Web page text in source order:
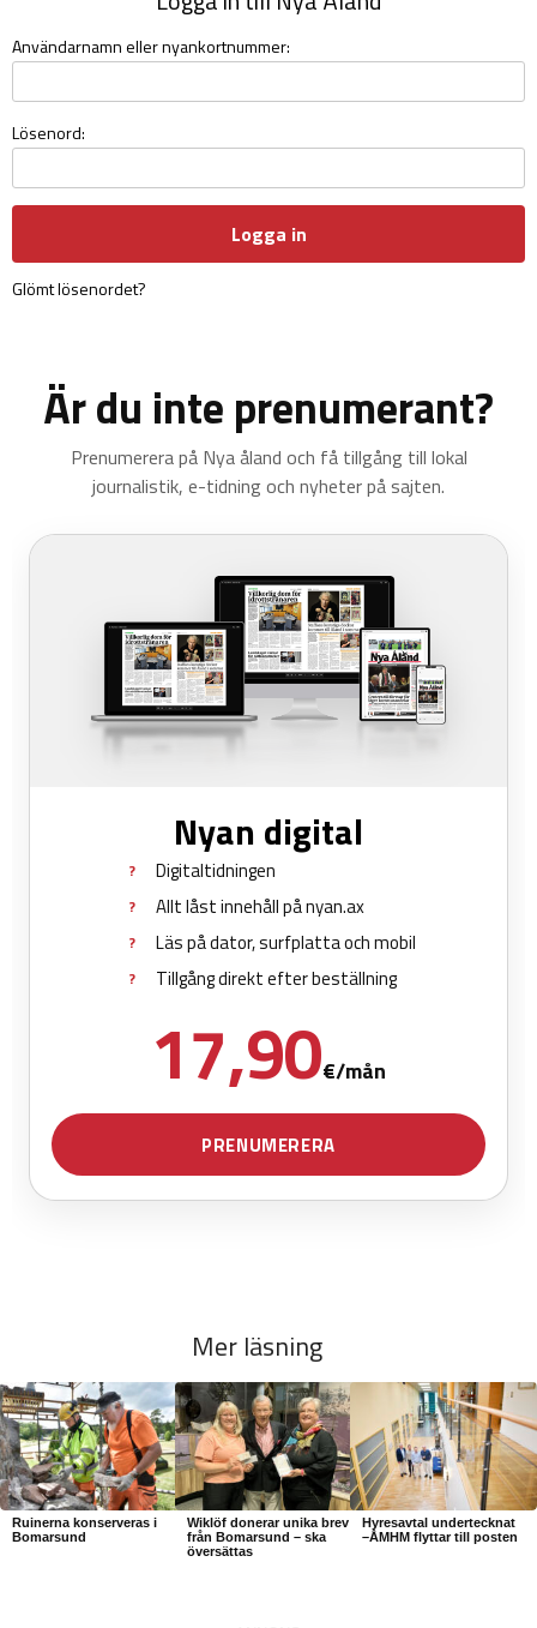
Mer läsning
Ruinerna konserveras i
Bomarsund
Wiklöf donerar unika brev
från Bomarsund – ska
översättas
Hyresavtal undertecknat
–ÅMHM flyttar till posten